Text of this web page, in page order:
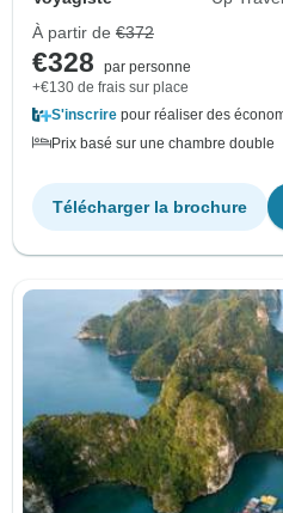
À partir de €372
€328
par personne
+€130 de frais sur place
S'inscrire pour réaliser des
Prix basé sur une chambre double
Télécharger la brochure